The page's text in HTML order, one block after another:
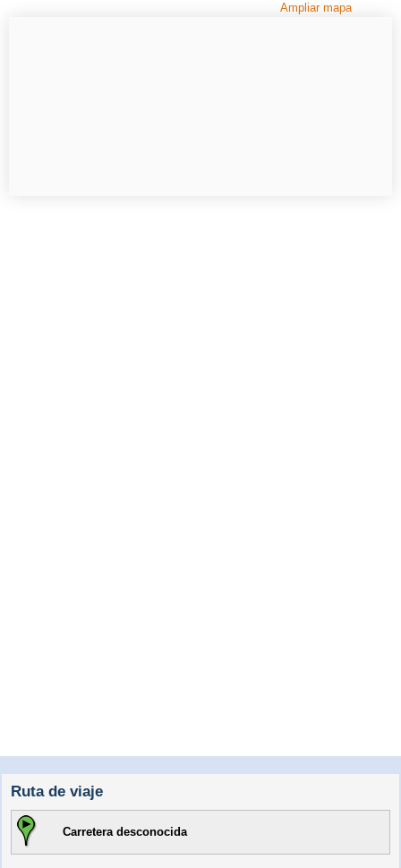
Ampliar mapa
Ruta de viaje
Carretera desconocida